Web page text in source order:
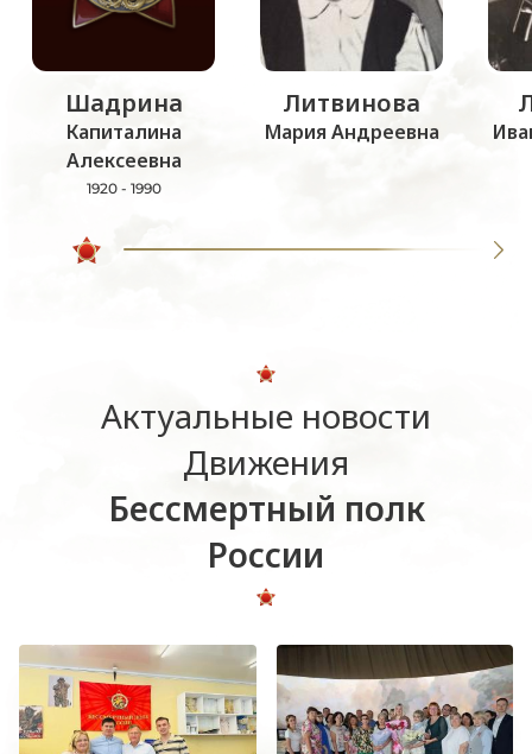
Шадрина
Капиталина
Алексеевна
1920 - 1990
Литвинова
Мария Андреевна
Актуальные новости
Движения
Бессмертный полк
России